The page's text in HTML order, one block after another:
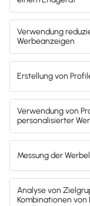
Hanna,Medizin-
selbstständig
„Mein
warum nicht
schreiben?“
9.400+